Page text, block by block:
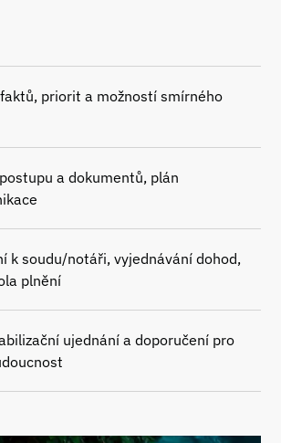
priorit a možností smírného
a dokumentů, plán
k soudu/notáři, vyjednávání dohod,
plnění
ujednání a doporučení pro